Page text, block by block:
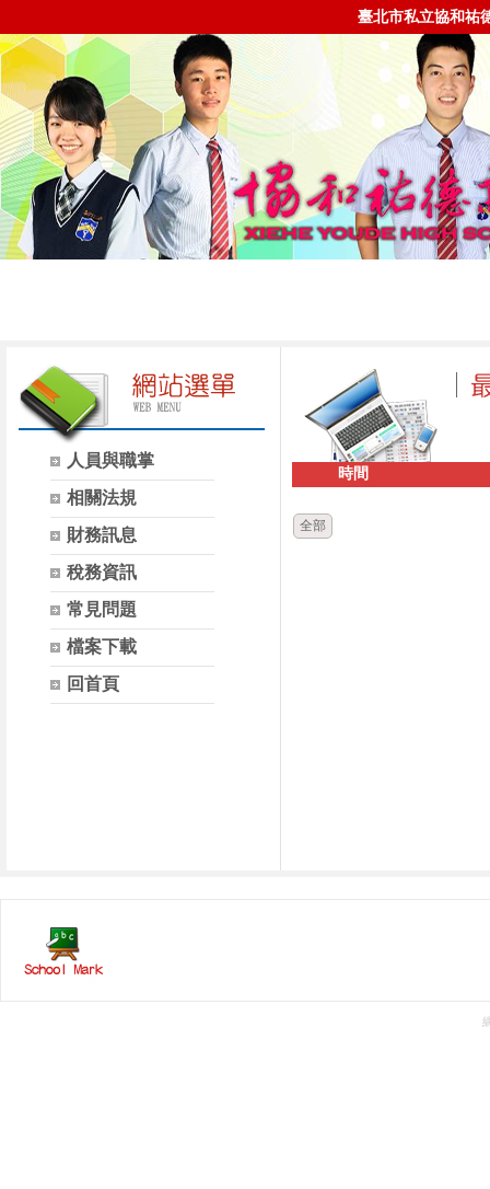
臺北市私立協和祐
人員與職掌
相關法規
財務訊息
稅務資訊
常見問題
檔案下載
回首頁
時間
全部